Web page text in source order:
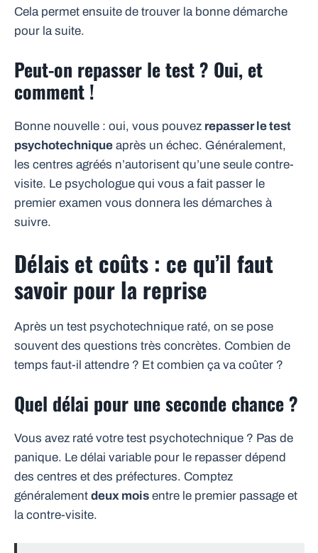
Cela permet ensuite de trouver la bonne démarche
pour la suite.
Peut-on repasser le test ? Oui, et
comment !
Bonne nouvelle : oui, vous pouvez repasser le test
psychotechnique après un échec. Généralement,
les centres agréés n’autorisent qu’une seule contre-
visite. Le psychologue qui vous a fait passer le
premier examen vous donnera les démarches à
suivre.
Délais et coûts : ce qu’il faut
savoir pour la reprise
Après un test psychotechnique raté, on se pose
souvent des questions très concrètes. Combien de
temps faut-il attendre ? Et combien ça va coûter ?
Quel délai pour une seconde chance ?
Vous avez raté votre test psychotechnique ? Pas de
panique. Le délai variable pour le repasser dépend
des centres et des préfectures. Comptez
généralement deux mois entre le premier passage et
la contre-visite.